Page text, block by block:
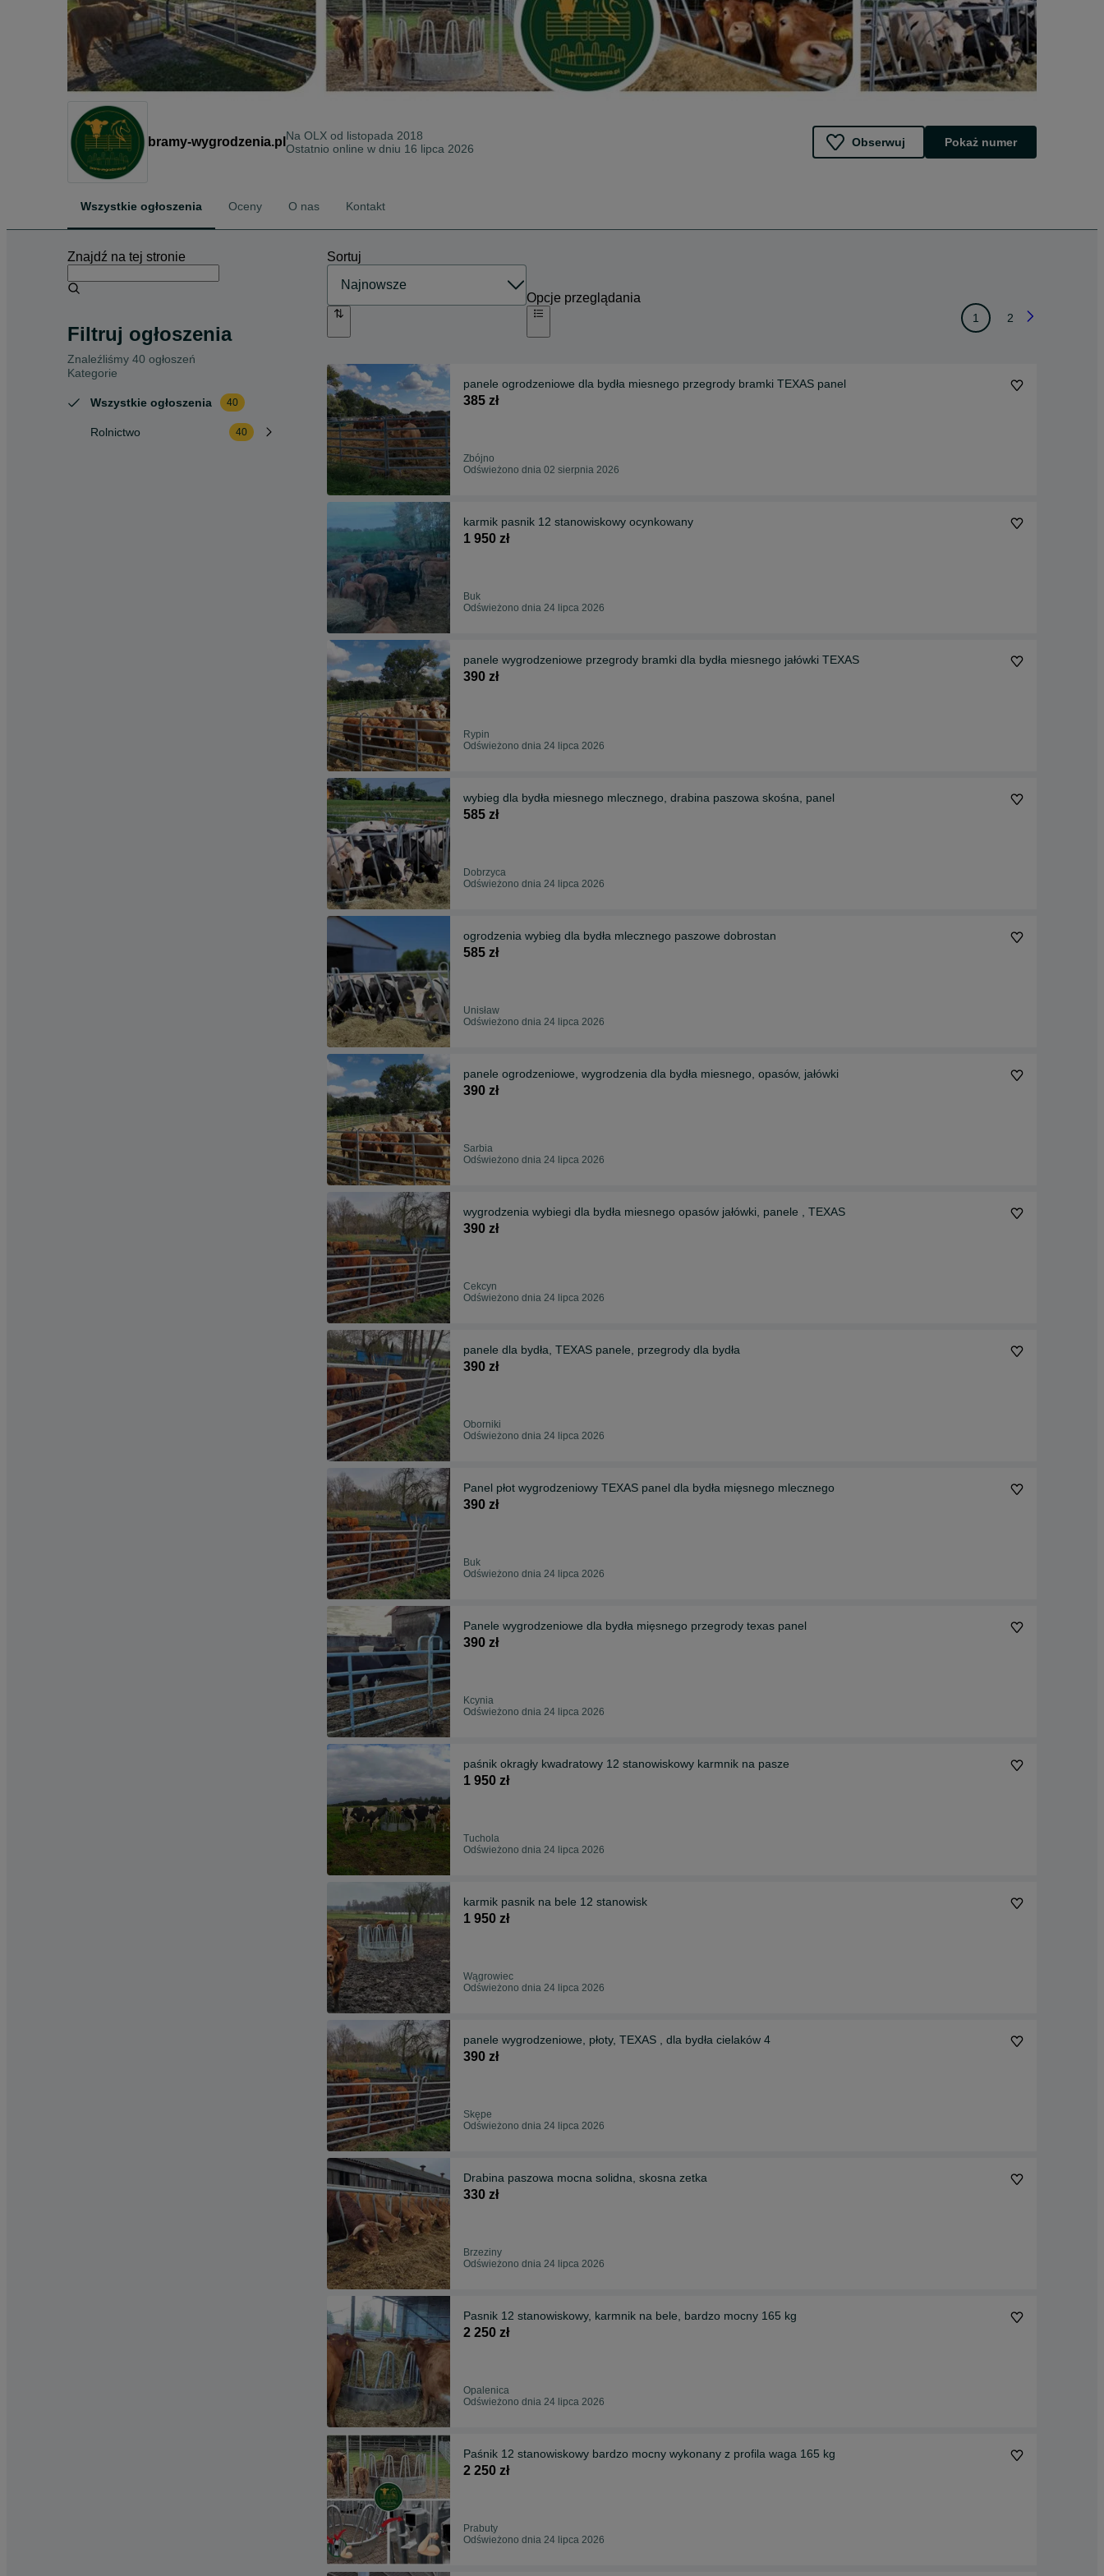
bramy-wygrodzenia.pl Na OLX od listopada 2018
Ostatnio online w dniu 16 lipca 2026
Obserwuj Pokaż numer
Wszystkie ogłoszenia Oceny O nas Kontakt
Znajdź na tej stronie
Filtruj ogłoszenia
Znaleźliśmy 40 ogłoszeń
Kategorie
Wszystkie ogłoszenia 40
Rolnictwo 40
Sortuj
Opcje przeglądania
1 2
panele ogrodzeniowe dla bydła miesnego przegrody bramki TEXAS panel
385 zł
Zbójno
Odświeżono dnia 02 sierpnia 2026
karmik pasnik 12 stanowiskowy ocynkowany
1 950 zł
Buk
Odświeżono dnia 24 lipca 2026
panele wygrodzeniowe przegrody bramki dla bydła miesnego jałówki TEXAS
390 zł
Rypin
Odświeżono dnia 24 lipca 2026
wybieg dla bydła miesnego mlecznego, drabina paszowa skośna, panel
585 zł
Dobrzyca
Odświeżono dnia 24 lipca 2026
ogrodzenia wybieg dla bydła mlecznego paszowe dobrostan
585 zł
Unisław
Odświeżono dnia 24 lipca 2026
panele ogrodzeniowe, wygrodzenia dla bydła miesnego, opasów, jałówki
390 zł
Sarbia
Odświeżono dnia 24 lipca 2026
wygrodzenia wybiegi dla bydła miesnego opasów jałówki, panele , TEXAS
390 zł
Cekcyn
Odświeżono dnia 24 lipca 2026
panele dla bydła, TEXAS panele, przegrody dla bydła
390 zł
Oborniki
Odświeżono dnia 24 lipca 2026
Panel płot wygrodzeniowy TEXAS panel dla bydła mięsnego mlecznego
390 zł
Buk
Odświeżono dnia 24 lipca 2026
Panele wygrodzeniowe dla bydła mięsnego przegrody texas panel
390 zł
Kcynia
Odświeżono dnia 24 lipca 2026
paśnik okragły kwadratowy 12 stanowiskowy karmnik na pasze
1 950 zł
Tuchola
Odświeżono dnia 24 lipca 2026
karmik pasnik na bele 12 stanowisk
1 950 zł
Wągrowiec
Odświeżono dnia 24 lipca 2026
panele wygrodzeniowe, płoty, TEXAS , dla bydła cielaków 4
390 zł
Skępe
Odświeżono dnia 24 lipca 2026
Drabina paszowa mocna solidna, skosna zetka
330 zł
Brzeziny
Odświeżono dnia 24 lipca 2026
Pasnik 12 stanowiskowy, karmnik na bele, bardzo mocny 165 kg
2 250 zł
Opalenica
Odświeżono dnia 24 lipca 2026
Paśnik 12 stanowiskowy bardzo mocny wykonany z profila waga 165 kg
2 250 zł
Prabuty
Odświeżono dnia 24 lipca 2026